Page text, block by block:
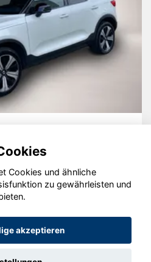
GmbH 2020 - 2026
Cookies und ähnliche
zu gewährleisten und
akzeptieren